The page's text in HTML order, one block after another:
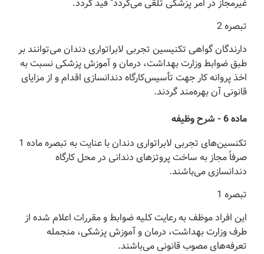
غیر‌مجاز در امر پزشکی تلقی می‌گردد" قید گردد.
‌تبصره 2
‌دارندگان گواهی تکنیسین تجربی لابراتواری دندان می‌توانند بر
طبق ضوابط وزارت بهداشت، درمان و آموزش پزشکی نسبت به
اخذ پروانه کار جهت تأسیس‌کارگاه دندانسازی اقدام و از مزایای
قانونی آن بهره‌مند گردند.
‌ماده 6 - شرح وظیفه
‌تکنسین‌های تجربی لابراتواری دندان با عنایت به تبصره ماده 1
صرفاً مجاز به ساخت پروتزهای دندانی در محل کارگاه
دندانسازی می‌باشند.
‌تبصره 1
‌این افراد موظف به رعایت کلیه ضوابط و مقررات اعلام شده از
طرف وزارت بهداشت، درمان و آموزش پزشکی، منجمله
تعرفه‌های مصوب قانونی می‌باشند.